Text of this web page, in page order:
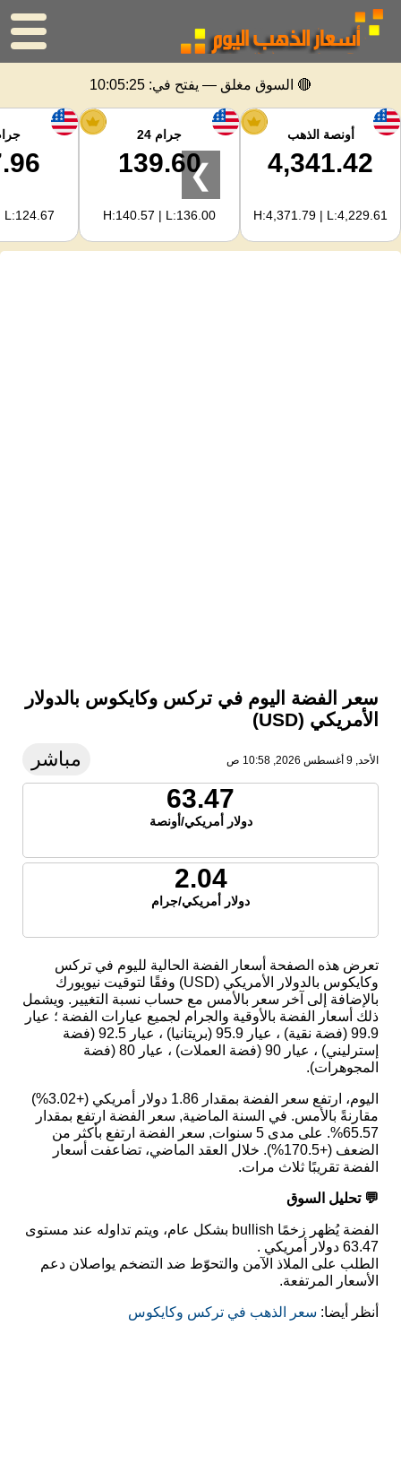
الرئيسية
سعر الذهب
اسعار الفضه
حاسبة الذهب
🔴 السوق مغلق — يفتح في: 10:05:25
أونصة الذهب
4,341.42
H:4,371.79 | L:4,229.61
جرام 24
139.60
H:140.57 | L:136.00
L:124.67
❯
سعر الفضة اليوم في تركس وكايكوس بالدولار
الأمريكي (USD)
الأحد, 9 أغسطس 2026, 10:58 ص مباشر
63.47
دولار أمريكي/أونصة
2.04
دولار أمريكي/جرام
تعرض هذه الصفحة أسعار الفضة الحالية لليوم في تركس
وكايكوس بالدولار الأمريكي (USD) وفقًا لتوقيت نيويورك
بالإضافة إلى آخر سعر بالأمس مع حساب نسبة التغيير. ويشمل
ذلك أسعار الفضة بالأوقية والجرام لجميع عيارات الفضة ؛ عيار
99.9 (فضة نقية) ، عيار 95.9 (بريتانيا) ، عيار 92.5 (فضة
إسترليني) ، عيار 90 (فضة العملات) ، عيار 80 (فضة
المجوهرات).
اليوم، ارتفع سعر الفضة بمقدار 1.86 دولار أمريكي (+3.02%)
مقارنةً بالأمس. في السنة الماضية, سعر الفضة ارتفع بمقدار
65.57%. على مدى 5 سنوات, سعر الفضة ارتفع بأكثر من
الضعف (+170.5%). خلال العقد الماضي، تضاعفت أسعار
الفضة تقريبًا ثلاث مرات.
💬 تحليل السوق
الفضة يُظهر زخمًا bullish بشكل عام، ويتم تداوله عند مستوى
63.47 دولار أمريكي .
الطلب على الملاذ الآمن والتحوّط ضد التضخم يواصلان دعم
الأسعار المرتفعة.
أنظر أيضا: سعر الذهب في تركس وكايكوس